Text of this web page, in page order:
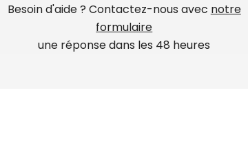
Besoin d'aide ? Contactez-nous avec notre
formulaire
une réponse dans les 48 heures